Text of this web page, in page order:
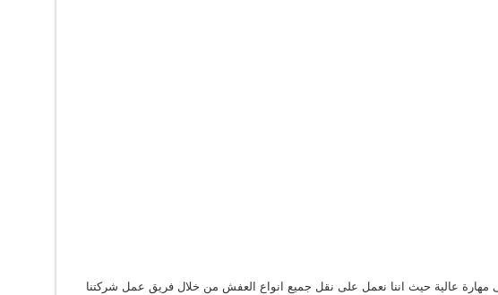
مهارة عالية حيث اننا نعمل على نقل جميع انواع العفش من خلال فريق عمل شركتنا